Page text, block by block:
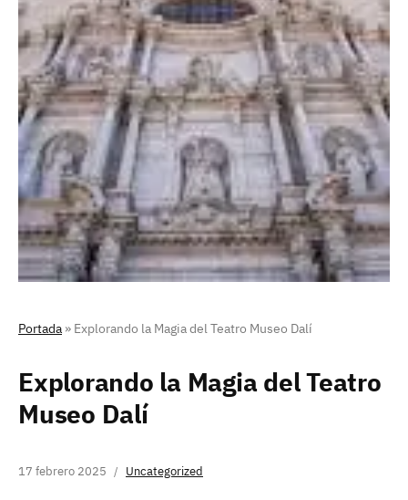
Portada » Explorando la Magia del Teatro Museo Dalí
Explorando la Magia del Teatro
Museo Dalí
17 febrero 2025 Uncategorized